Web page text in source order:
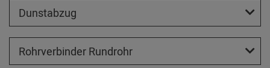
Dunstabzug
Rohrverbinder Rundrohr